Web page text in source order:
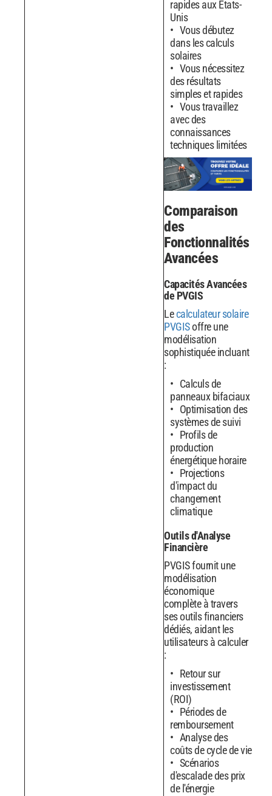
rapides aux États-
Unis
Vous débutez
dans les calculs
solaires
Vous nécessitez
des résultats
simples et rapides
Vous travaillez
avec des
connaissances
techniques limitées
Comparaison
des
Fonctionnalités
Avancées
Capacités Avancées
de PVGIS
Lecalculateur solaire
PVGISoffre une
modélisation
sophistiquée incluant
:
Calculs de
panneaux bifaciaux
Optimisation des
systèmes de suivi
Profils de
production
énergétique horaire
Projections
d'impact du
changement
climatique
Outils d'Analyse
Financière
PVGIS fournit une
modélisation
économique
complète à travers
ses outils financiers
dédiés, aidant les
utilisateurs à calculer
:
Retour sur
investissement
(ROI)
Périodes de
remboursement
Analyse des
coûts de cycle de vie
Scénarios
d'escalade des prix
de l'énergie